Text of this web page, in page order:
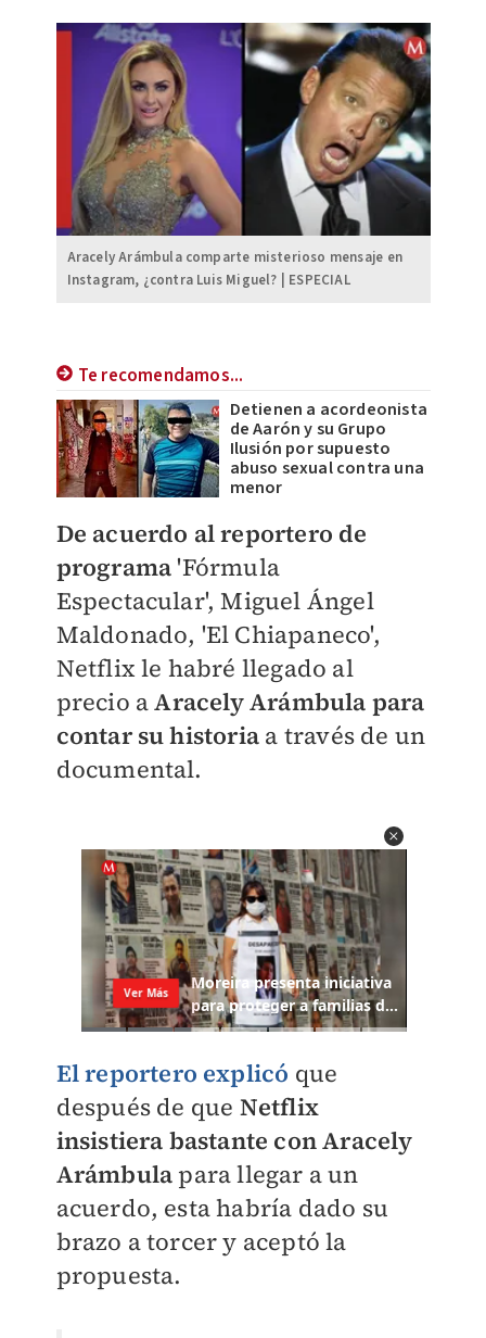
Aracely Arámbula comparte misterioso mensaje en
Instagram, ¿contra Luis Miguel? | ESPECIAL
Te recomendamos...
Detienen a acordeonista
de Aarón y su Grupo
Ilusión por supuesto
abuso sexual contra una
menor
De acuerdo al reportero de
programa'Fórmula
Espectacular', Miguel Ángel
Maldonado, 'El Chiapaneco',
Netflix le habré llegado al
precio aAracely Arámbula para
contar su historia a través de un
documental.
El reportero explicó que
después de que Netflix
insistiera bastante con Aracely
Arámbula para llegar a un
acuerdo, esta habría dado su
brazo a torcer y aceptó la
propuesta.